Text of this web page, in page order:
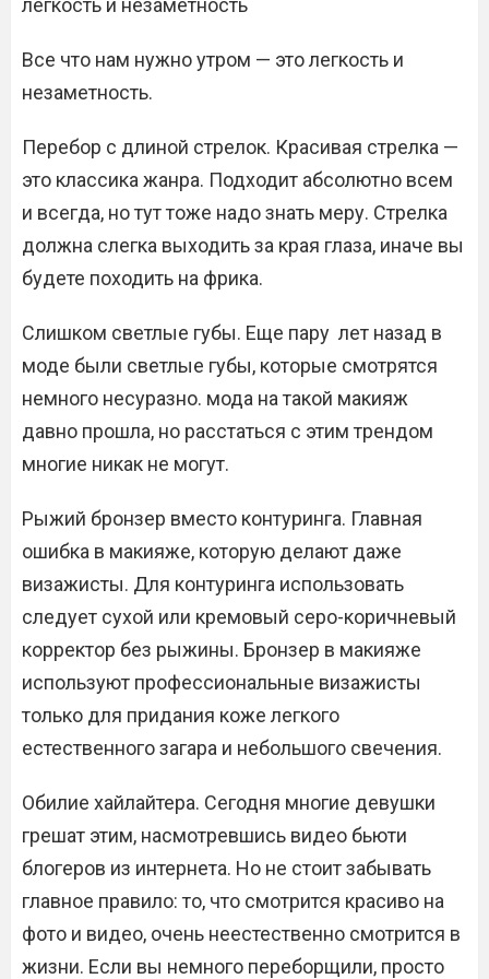
легкость и незаметность
Все что нам нужно утром — это легкость и
незаметность.
Перебор с длиной стрелок. Красивая стрелка —
это классика жанра. Подходит абсолютно всем
и всегда, но тут тоже надо знать меру. Стрелка
должна слегка выходить за края глаза, иначе вы
будете походить на фрика.
Слишком светлые губы. Еще пару лет назад в
моде были светлые губы, которые смотрятся
немного несуразно. мода на такой макияж
давно прошла, но расстаться с этим трендом
многие никак не могут.
Рыжий бронзер вместо контуринга. Главная
ошибка в макияже, которую делают даже
визажисты. Для контуринга использовать
следует сухой или кремовый серо-коричневый
корректор без рыжины. Бронзер в макияже
используют профессиональные визажисты
только для придания коже легкого
естественного загара и небольшого свечения.
Обилие хайлайтера. Сегодня многие девушки
грешат этим, насмотревшись видео бьюти
блогеров из интернета. Но не стоит забывать
главное правило: то, что смотрится красиво на
фото и видео, очень неестественно смотрится в
жизни. Если вы немного переборщили, просто